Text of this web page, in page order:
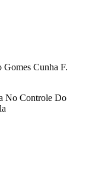
Cunha F.
No Controle Do